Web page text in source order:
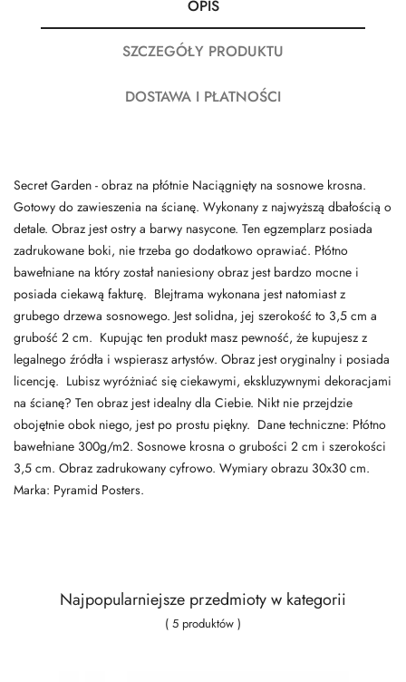
OPIS
SZCZEGÓŁY PRODUKTU
DOSTAWA I PŁATNOŚCI
Secret Garden - obraz na płótnie Naciągnięty na sosnowe krosna.
Gotowy do zawieszenia na ścianę. Wykonany z najwyższą dbałością o
detale. Obraz jest ostry a barwy nasycone. Ten egzemplarz posiada
zadrukowane boki, nie trzeba go dodatkowo oprawiać. Płótno
bawełniane na który został naniesiony obraz jest bardzo mocne i
posiada ciekawą fakturę. Blejtrama wykonana jest natomiast z
grubego drzewa sosnowego. Jest solidna, jej szerokość to 3,5 cm a
grubość 2 cm. Kupując ten produkt masz pewność, że kupujesz z
legalnego źródła i wspierasz artystów. Obraz jest oryginalny i posiada
licencję. Lubisz wyróżniać się ciekawymi, ekskluzywnymi dekoracjami
na ścianę? Ten obraz jest idealny dla Ciebie. Nikt nie przejdzie
obojętnie obok niego, jest po prostu piękny. Dane techniczne: Płótno
bawełniane 300g/m2. Sosnowe krosna o grubości 2 cm i szerokości
3,5 cm. Obraz zadrukowany cyfrowo. Wymiary obrazu 30x30 cm.
Marka: Pyramid Posters.
Najpopularniejsze przedmioty w kategorii
( 5 produktów )